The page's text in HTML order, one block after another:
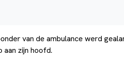
van de ambulance werd
aan zijn hoofd.